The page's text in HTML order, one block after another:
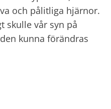
och pålitliga hjärnor.
skulle vår syn på
kunna förändras